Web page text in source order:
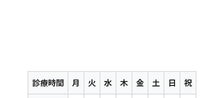
診療時間 月 火 水 木 金 土 日
祝